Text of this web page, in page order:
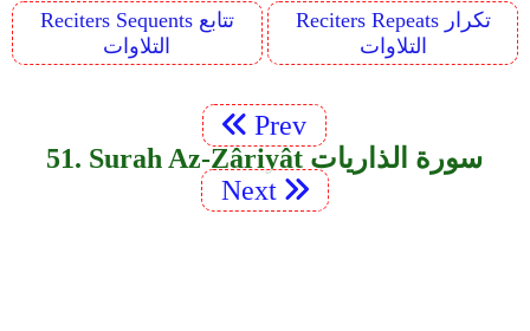
Reciters Sequents تتابع
التلاوات
Reciters Repeats تكرار
التلاوات
Prev
51. Surah Az-Zâriyât سورة الذاريات
Next